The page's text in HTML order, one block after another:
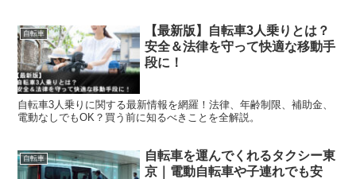
自転車
【最新版】自転車3人乗りとは？
安全＆法律を守って快適な移動手
段に！
自転車3人乗りに関する最新情報を網羅！法律、年齢制限、補助金、
電動なしでもOK？買う前に知るべきことを全解説。
自転車
自転車を運んでくれるタクシー東
京｜電動自転車や子連れでも安